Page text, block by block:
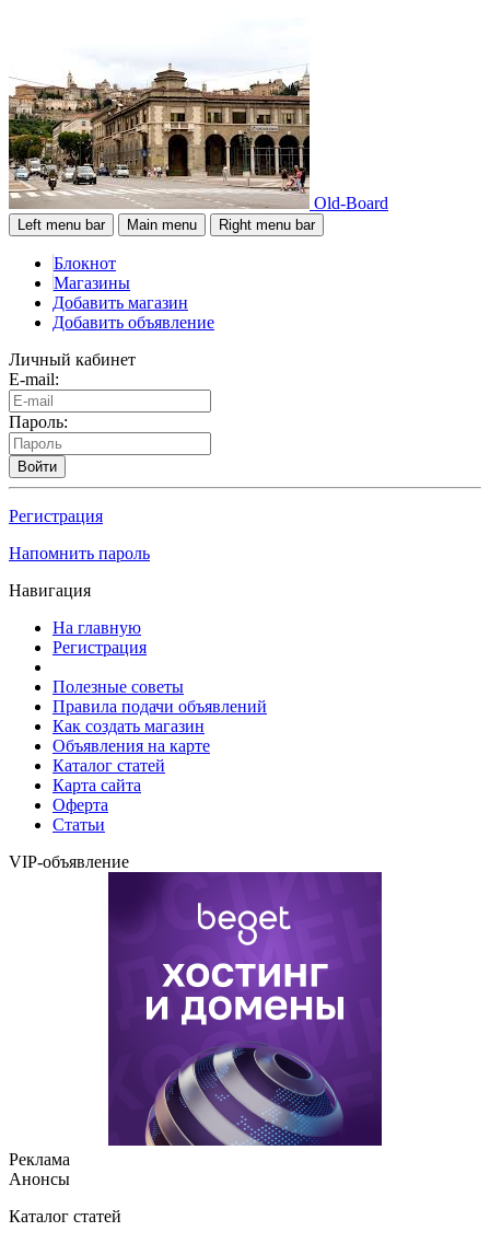
Old-Board
Left menu bar Main menu Right menu bar
Блокнот
Магазины
Добавить магазин
Добавить объявление
Личный кабинет
E-mail:
Пароль:
Войти
Регистрация
Напомнить пароль
Навигация
На главную
Регистрация
Полезные советы
Правила подачи объявлений
Как создать магазин
Объявления на карте
Каталог статей
Карта сайта
Оферта
Статьи
VIP-объявление
Реклама
Анонсы
Каталог статей